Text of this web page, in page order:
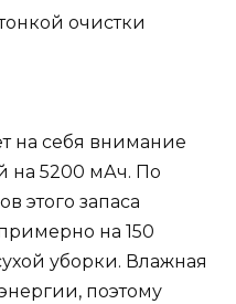
очистки
на себя внимание
на 5200 мАч. По
этого запаса
на 150
уборки. Влажная
поэтому